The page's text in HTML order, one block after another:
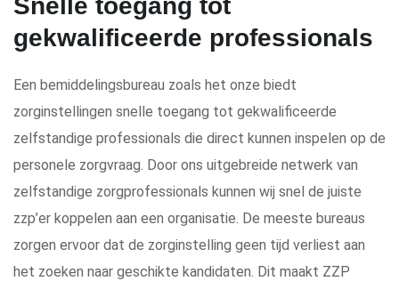
Snelle toegang tot
gekwalificeerde professionals
Een bemiddelingsbureau zoals het onze biedt
zorginstellingen snelle toegang tot gekwalificeerde
zelfstandige professionals die direct kunnen inspelen op de
personele zorgvraag. Door ons uitgebreide netwerk van
zelfstandige zorgprofessionals kunnen wij snel de juiste
zzp’er koppelen aan een organisatie. De meeste bureaus
zorgen ervoor dat de zorginstelling geen tijd verliest aan
het zoeken naar geschikte kandidaten. Dit maakt ZZP